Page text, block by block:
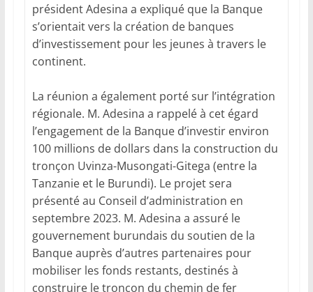
président Adesina a expliqué que la Banque
s’orientait vers la création de banques
d’investissement pour les jeunes à travers le
continent.
La réunion a également porté sur l’intégration
régionale. M. Adesina a rappelé à cet égard
l’engagement de la Banque d’investir environ
100 millions de dollars dans la construction du
tronçon Uvinza-Musongati-Gitega (entre la
Tanzanie et le Burundi). Le projet sera
présenté au Conseil d’administration en
septembre 2023. M. Adesina a assuré le
gouvernement burundais du soutien de la
Banque auprès d’autres partenaires pour
mobiliser les fonds restants, destinés à
construire le tronçon du chemin de fer